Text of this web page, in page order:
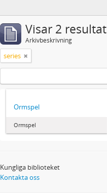
Visar 2 resultat
Arkivbeskrivning
series
Ormspel
Ormspel
Kungliga biblioteket
Kontakta oss